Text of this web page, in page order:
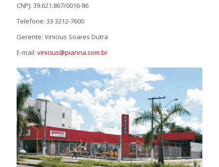
CNPJ: 39.621.867/0016-86
Telefone: 33 3212-7600
Gerente: Vinicius Soares Dutra
E-mail: vinicius@pianna.com.br